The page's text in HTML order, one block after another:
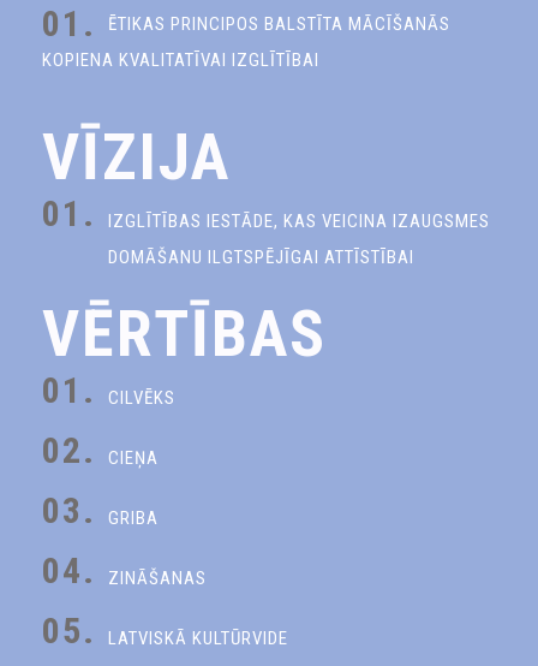
01.
ĒTIKAS PRINCIPOS BALSTĪTA MĀCĪŠANĀS
KOPIENA KVALITATĪVAI IZGLĪTĪBAI
VĪZIJA
01.
IZGLĪTĪBAS IESTĀDE, KAS VEICINA IZAUGSMES
DOMĀŠANU ILGTSPĒJĪGAI ATTĪSTĪBAI
VĒRTĪBAS
01. CILVĒKS
02. CIEŅA
03. GRIBA
04. ZINĀŠANAS
05. LATVISKĀ KULTŪRVIDE